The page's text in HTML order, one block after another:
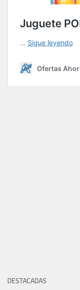
DESTACADAS